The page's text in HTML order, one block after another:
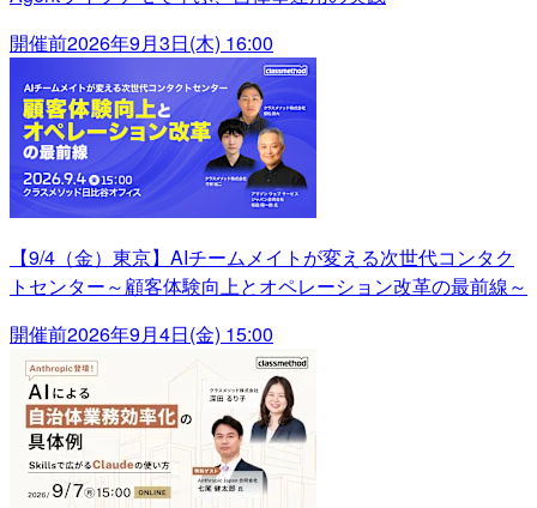
開催前2026年9月3日(木) 16:00
【9/4（金）東京】AIチームメイトが変える次世代コンタク
トセンター～顧客体験向上とオペレーション改革の最前線～
開催前2026年9月4日(金) 15:00